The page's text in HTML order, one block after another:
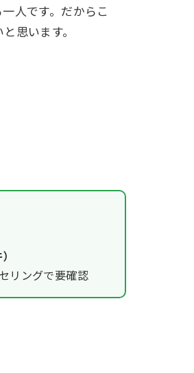
人です。だからこ
思います。
リングで要確認